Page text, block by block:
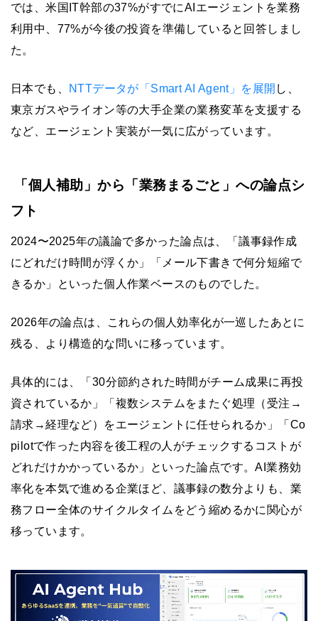
では、米国IT幹部の37%がすでにAIエージェントを業務
利用中、77%が今後の投資を準備していると回答しまし
た。
日本でも、 NTTデータが「Smart AI Agent」を展開 し、
東京ガスやライオン等の大手企業の業務変革を支援する
など、エージェント実装が一気に広がっています。
「個人補助」から「業務まるごと」への論点シ
フト
2024〜2025年の議論で多かった論点は、「議事録作成
にどれだけ時間が浮くか」「メール下書きで何分短縮で
きるか」といった個人作業ベースのものでした。
2026年の論点は、これらの個人効率化が一巡したあとに
残る、より構造的な問いに移っています。
具体的には、「30分節約された時間がチーム成果に再投
資されているか」「複数システムをまたぐ処理（受注→
請求→経理など）をエージェントに任せられるか」「Co
pilotで作った内容を後工程の人がチェックするコストが
どれだけかかっているか」といった論点です。AI業務効
率化を本気で進める企業ほど、議事録の数分よりも、業
務フロー全体のサイクルタイムをどう縮めるかに関心が
移っています。